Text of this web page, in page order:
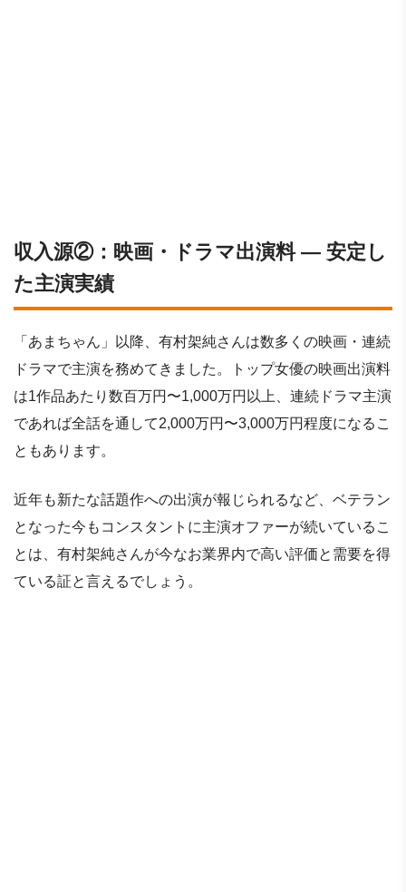
収入源②：映画・ドラマ出演料 ― 安定し
た主演実績
「あまちゃん」以降、有村架純さんは数多くの映画・連続
ドラマで主演を務めてきました。トップ女優の映画出演料
は1作品あたり数百万円〜1,000万円以上、連続ドラマ主演
であれば全話を通して2,000万円〜3,000万円程度になるこ
ともあります。
近年も新たな話題作への出演が報じられるなど、ベテラン
となった今もコンスタントに主演オファーが続いているこ
とは、有村架純さんが今なお業界内で高い評価と需要を得
ている証と言えるでしょう。